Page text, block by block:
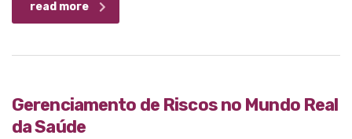
read more
Gerenciamento de Riscos no Mundo Real
da Saúde